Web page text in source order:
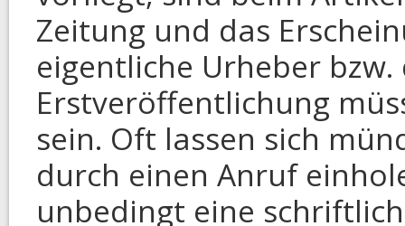
Zeitung und das
eigentliche Urheber
Erstveröffentlichung
sein. Oft lassen sich
durch einen Anruf
unbedingt eine